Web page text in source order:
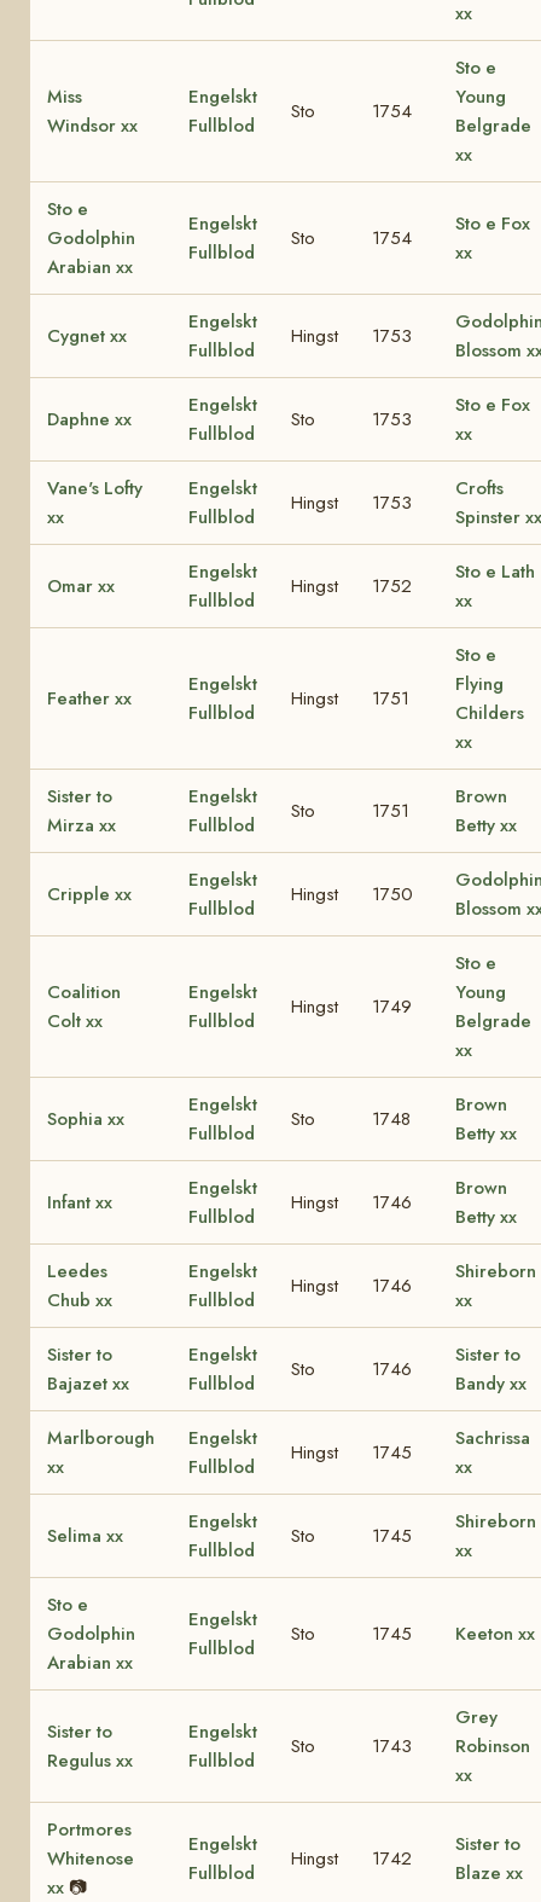
xx
Miss
Windsor xx
Engelskt
Fullblod
Sto 1754
Sto e
Young
Belgrade
xx
Sto e
Godolphin
Arabian xx
Engelskt
Fullblod
Sto 1754
Sto e Fox
xx
Cygnet xx
Engelskt
Fullblod
Hingst 1753
Blossom
Daphne xx
Engelskt
Fullblod
Sto 1753
Sto e Fox
xx
Vane's Lofty
xx
Engelskt
Fullblod
Hingst 1753
Crofts
Spinster xx
Omar xx
Engelskt
Fullblod
Hingst 1752
Sto e Lath
xx
Feather xx
Engelskt
Fullblod
Hingst 1751
Sto e
Flying
Childers
xx
Sister to
Mirza xx
Engelskt
Fullblod
Sto 1751
Brown
Betty xx
Cripple xx
Engelskt
Fullblod
Hingst 1750
Blossom
Coalition
Colt xx
Engelskt
Fullblod
Hingst 1749
Sto e
Young
Belgrade
xx
Sophia xx
Engelskt
Fullblod
Sto 1748
Brown
Betty xx
Infant xx
Engelskt
Fullblod
Hingst 1746
Brown
Betty xx
Leedes
Chub xx
Engelskt
Fullblod
Hingst 1746
Shireborn
xx
Sister to
Bajazet xx
Engelskt
Fullblod
Sto 1746
Sister to
Bandy xx
Marlborough
xx
Engelskt
Fullblod
Hingst 1745
Sachrissa
xx
Selima xx
Engelskt
Fullblod
Sto 1745
Shireborn
xx
Sto e
Godolphin
Arabian xx
Engelskt
Fullblod
Sto 1745 Keeton xx
Sister to
Regulus xx
Engelskt
Fullblod
Sto 1743
Grey
Robinson
xx
Portmores
Whitenose
xx 📷
Engelskt
Fullblod
Hingst 1742
Sister to
Blaze xx